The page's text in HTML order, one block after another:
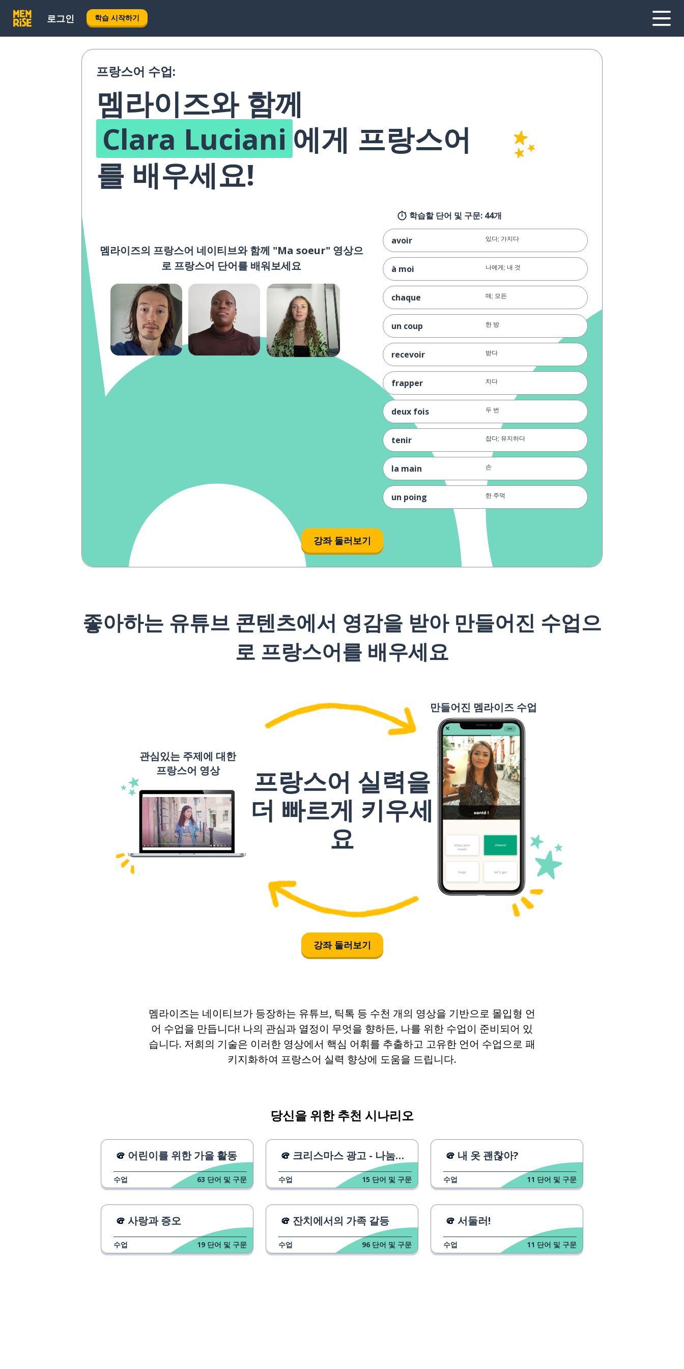
로그인 학습 시작하기
프랑스어 수업:
멤라이즈와 함께
Clara Luciani 에게 프랑스어
를 배우세요!
멤라이즈의 프랑스어 네이티브와 함께 "Ma soeur" 영상으
로 프랑스어 단어를 배워보세요
학습할 단어 및 구문: 44개
avoir 있다; 가지다
à moi 나에게; 내 것
chaque 매; 모든
un coup 한 방
recevoir 받다
frapper 치다
deux fois 두 번
tenir 잡다; 유지하다
la main 손
un poing 한 주먹
아무것도 없는; 아무것도
~ 할 수 있어요; ~ 할 수 있었어요;
~ 일지 몰라요
puisque 때문에
décider
결코 ~ 않다; 절대 ~ 않다
dire 말하다
그것; 어느; 그러면
être 이다
facile 쉬운
믿다
같은
rester
relier 연결하다
le jour 날; 일
aussi 역시
bien 좋은; 잘
너무; 너무 많은
la vie
강좌 둘러보기
좋아하는 유튜브 콘텐츠에서 영감을 받아 만들어진 수업으
로 프랑스어를 배우세요
관심있는 주제에 대한
프랑스어 영상
프랑스어 실력을
더 빠르게 키우세
요
만들어진 멤라이즈 수업
강좌 둘러보기
멤라이즈는 네이티브가 등장하는 유튜브, 틱톡 등 수천 개의 영상을 기반으로 몰입형 언
어 수업을 만듭니다! 나의 관심과 열정이 무엇을 향하든, 나를 위한 수업이 준비되어 있
습니다. 저희의 기술은 이러한 영상에서 핵심 어휘를 추출하고 고유한 언어 수업으로 패
키지화하여 프랑스어 실력 향상에 도움을 드립니다.
당신을 위한 추천 시나리오
어린이를 위한 가을 활동
수업 63 단어 및 구문
크리스마스 광고 - 나눔이 사랑입니다
수업 15 단어 및 구문
내 옷 괜찮아?
수업 11 단어 및 구문
사랑과 증오
수업 19 단어 및 구문
잔치에서의 가족 갈등
수업 96 단어 및 구문
서둘러!
수업 11 단어 및 구문